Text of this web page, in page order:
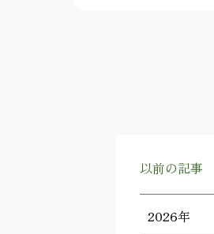
以前の記事
2026年